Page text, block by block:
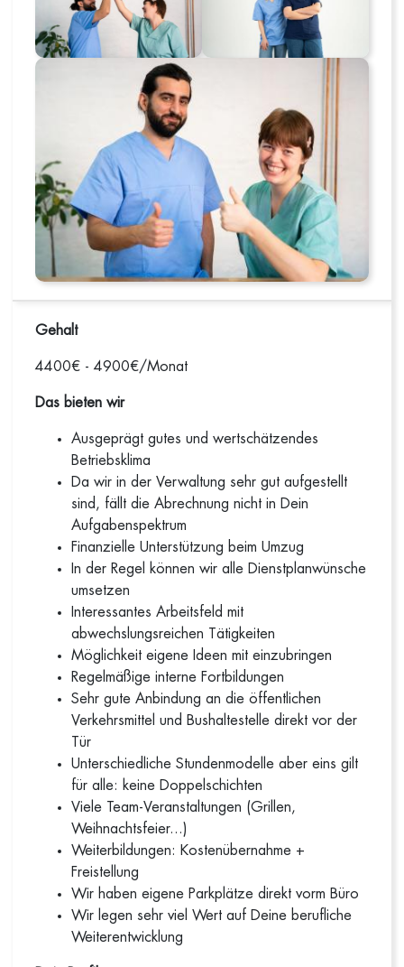
Gehalt
4400€ - 4900€/Monat
Das bieten wir
Ausgeprägt gutes und wertschätzendes
Betriebsklima
Da wir in der Verwaltung sehr gut aufgestellt
sind, fällt die Abrechnung nicht in Dein
Aufgabenspektrum
Finanzielle Unterstützung beim Umzug
In der Regel können wir alle Dienstplanwünsche
umsetzen
Interessantes Arbeitsfeld mit
abwechslungsreichen Tätigkeiten
Möglichkeit eigene Ideen mit einzubringen
Regelmäßige interne Fortbildungen
Sehr gute Anbindung an die öffentlichen
Verkehrsmittel und Bushaltestelle direkt vor der
Tür
Unterschiedliche Stundenmodelle aber eins gilt
für alle: keine Doppelschichten
Viele Team-Veranstaltungen (Grillen,
Weihnachtsfeier...)
Weiterbildungen: Kostenübernahme +
Freistellung
Wir haben eigene Parkplätze direkt vorm Büro
Wir legen sehr viel Wert auf Deine berufliche
Weiterentwicklung